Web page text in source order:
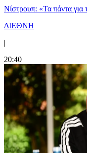
Νίστρουπ: «Τα πάντα για
ΔΙΕΘΝΗ
|
20:40